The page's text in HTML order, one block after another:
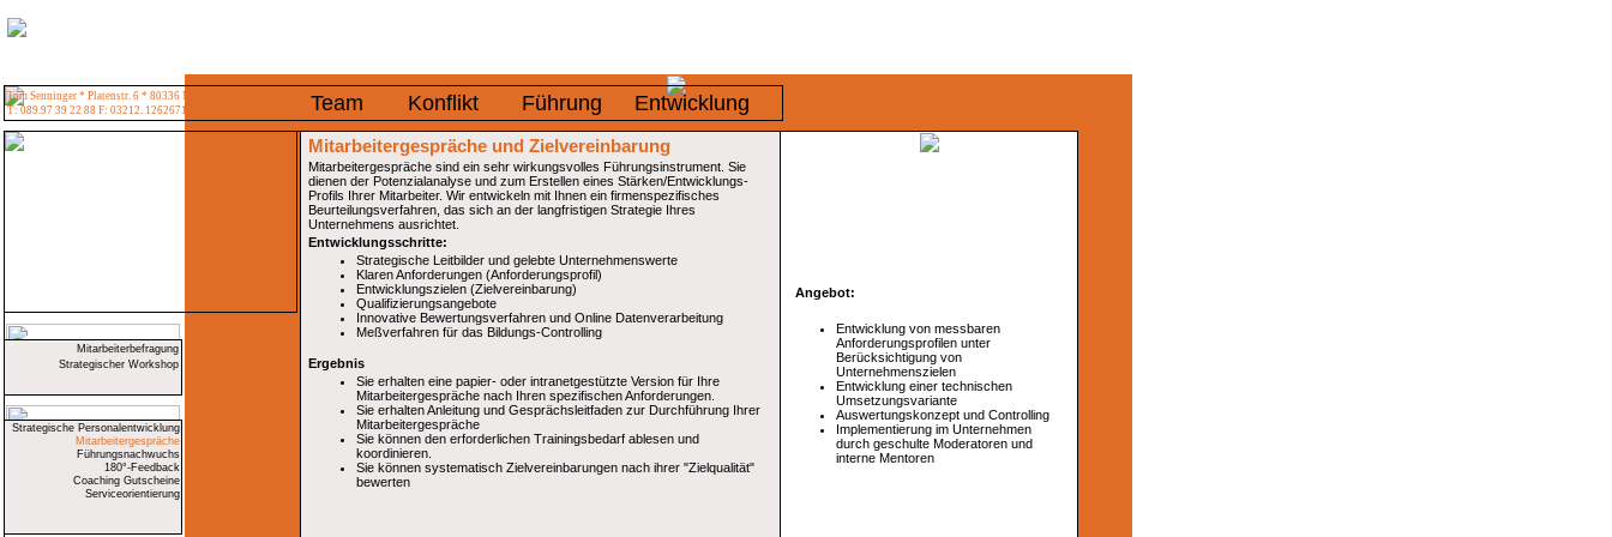
Tom Senninger * Platenstr. 6 * 80336 München
T: 089.97 39 22 88 F: 03212. 1262671
Team Konflikt Führung Entwicklung
Mitarbeitergespräche und Zielvereinbarung
Mitarbeitergespräche sind ein sehr wirkungsvolles Führungsinstrument. Sie
dienen der Potenzialanalyse und zum Erstellen eines Stärken/Entwicklungs-
Profils Ihrer Mitarbeiter. Wir entwickeln mit Ihnen ein firmenspezifisches
Beurteilungsverfahren, das sich an der langfristigen Strategie Ihres
Unternehmens ausrichtet.
Entwicklungsschritte:
Strategische Leitbilder und gelebte Unternehmenswerte
Klaren Anforderungen (Anforderungsprofil)
Entwicklungszielen (Zielvereinbarung)
Qualifizierungsangebote
Innovative Bewertungsverfahren und Online Datenverarbeitung
Meßverfahren für das Bildungs-Controlling
Ergebnis
Sie erhalten eine papier- oder intranetgestützte Version für Ihre
Mitarbeitergespräche nach Ihren spezifischen Anforderungen.
Sie erhalten Anleitung und Gesprächsleitfaden zur Durchführung Ihrer
Mitarbeitergespräche
Sie können den erforderlichen Trainingsbedarf ablesen und
koordinieren.
Sie können systematisch Zielvereinbarungen nach ihrer "Zielqualität"
bewerten
Angebot:
Entwicklung von messbaren
Anforderungsprofilen unter
Berücksichtigung von
Unternehmenszielen
Entwicklung einer technischen
Umsetzungsvariante
Auswertungskonzept und Controlling
Implementierung im Unternehmen
durch geschulte Moderatoren und
interne Mentoren
Mitarbeiterbefragung
Strategischer Workshop
Strategische Personalentwicklung
Mitarbeitergespräche
Führungsnachwuchs
180°-Feedback
Coaching Gutscheine
Serviceorientierung